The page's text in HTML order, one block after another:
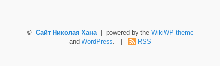
© Сайт Николая Хана| powered by the WikiWP theme
and WordPress RSS